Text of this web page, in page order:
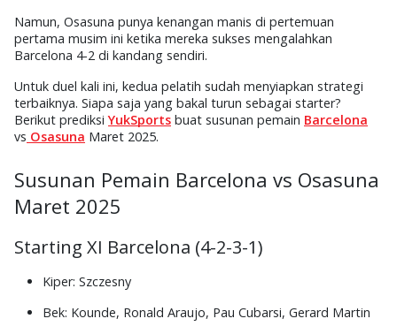
Namun, Osasuna punya kenangan manis di pertemuan
pertama musim ini ketika mereka sukses mengalahkan
Barcelona 4-2 di kandang sendiri.
Untuk duel kali ini, kedua pelatih sudah menyiapkan strategi
terbaiknya. Siapa saja yang bakal turun sebagai starter?
Berikut prediksiYukSports buat susunan pemain Barcelona
vs Osasuna Maret 2025.
Susunan Pemain Barcelona vs Osasuna
Maret 2025
Starting XI Barcelona (4-2-3-1)
Kiper: Szczesny
Bek: Kounde, Ronald Araujo, Pau Cubarsi, Gerard Martin